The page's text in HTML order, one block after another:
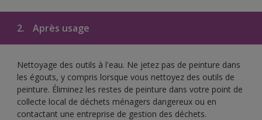
2. Après usage
Nettoyage des outils à l'eau. Ne jetez pas de peinture dans
les égouts, y compris lorsque vous nettoyez des outils de
peinture. Éliminez les restes de peinture dans votre point de
collecte local de déchets ménagers dangereux ou en
contactant une entreprise de gestion des déchets.